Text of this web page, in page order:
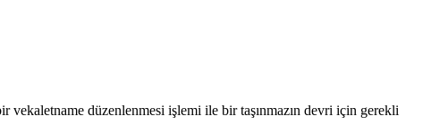
düzenlenmesi işlemi ile bir taşınmazın devri için gerekli